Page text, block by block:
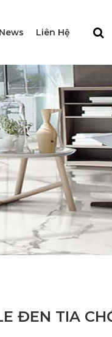
News Liên Hệ
ĐEN TIA